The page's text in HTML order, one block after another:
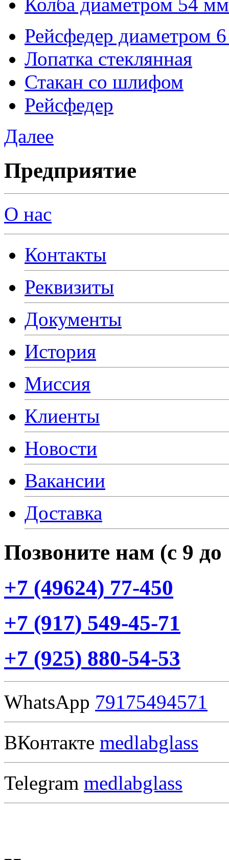
Колба диаметром 54 мм
Рейсфедер диаметром
Лопатка стеклянная
Стакан со шлифом
Рейсфедер
Далее
Предприятие
О нас
Контакты
Реквизиты
Документы
История
Миссия
Клиенты
Новости
Вакансии
Доставка
Позвоните нам (с 9
+7 (49624) 77-450
+7 (917) 549-45-71
+7 (925) 880-54-53
WhatsApp 79175494571
ВКонтакте medlabglass
Telegram medlabglass